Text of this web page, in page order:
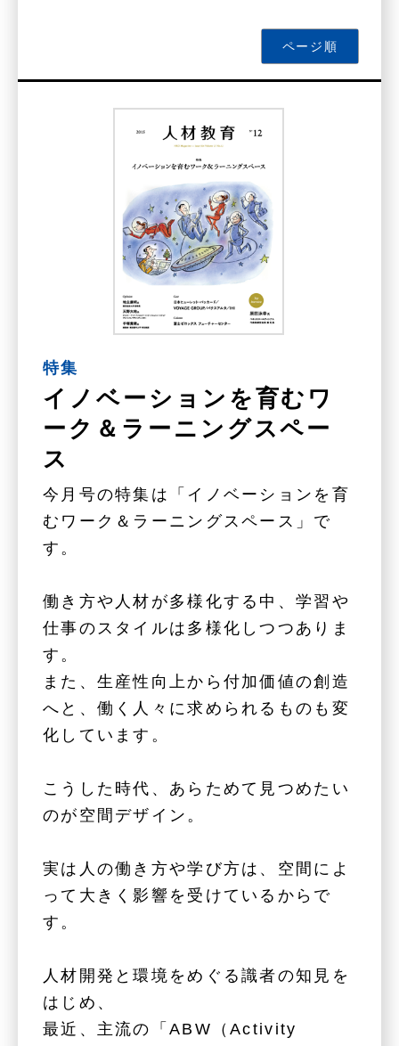
ページ順
特集
イノベーションを育むワ
ーク＆ラーニングスペー
ス
今月号の特集は「イノベーションを育
むワーク＆ラーニングスペース」で
す。
働き方や人材が多様化する中、学習や
仕事のスタイルは多様化しつつありま
す。
また、生産性向上から付加価値の創造
へと、働く人々に求められるものも変
化しています。
こうした時代、あらためて見つめたい
のが空間デザイン。
実は人の働き方や学び方は、空間によ
って大きく影響を受けているからで
す。
人材開発と環境をめぐる識者の知見を
はじめ、
最近、主流の「ABW（Activity